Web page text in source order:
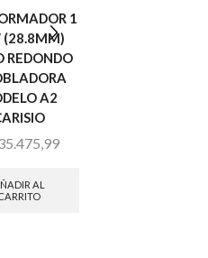
1
(28.8MM)
REDONDO
A2
AL